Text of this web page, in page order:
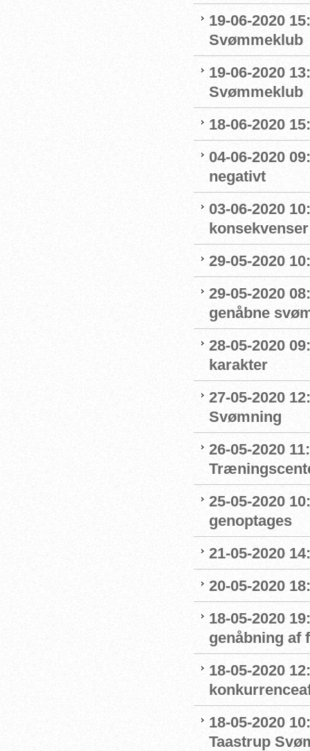
19-06-2020
Svømmeklub
19-06-2020
Svømmeklub
18-06-2020
04-06-2020
negativt
03-06-2020
29-05-2020
29-05-2020
genåbne
28-05-2020
karakter
27-05-2020
Svømning
26-05-2020
25-05-2020
genoptages
21-05-2020
20-05-2020
18-05-2020
genåbning af
18-05-2020
18-05-2020
Taastrup